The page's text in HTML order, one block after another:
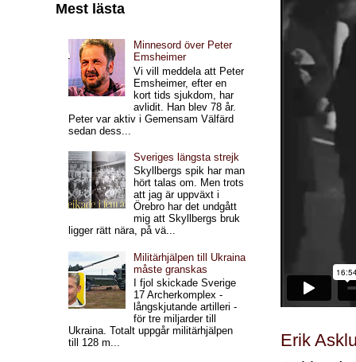
Erik
Mest lästa
Minnesord över Peter
Emsheimer
Vi vill meddela att Peter
Emsheimer, efter en
kort tids sjukdom, har
avlidit. Han blev 78 år.
Peter var aktiv i Gemensam Välfärd
sedan dess...
Sveriges längsta strejk
Skyllbergs spik har man
hört talas om. Men trots
att jag är uppväxt i
Örebro har det undgått
mig att Skyllbergs bruk
ligger rätt nära, på vä...
Militärhjälpen till Ukraina
måste granskas
I fjol skickade Sverige
17 Archerkomplex -
långskjutande artilleri -
för tre miljarder till
Ukraina. Totalt uppgår militärhjälpen
till 128 m...